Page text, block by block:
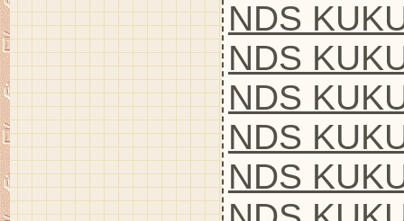
NDS
NDS
NDS
NDS
NDS